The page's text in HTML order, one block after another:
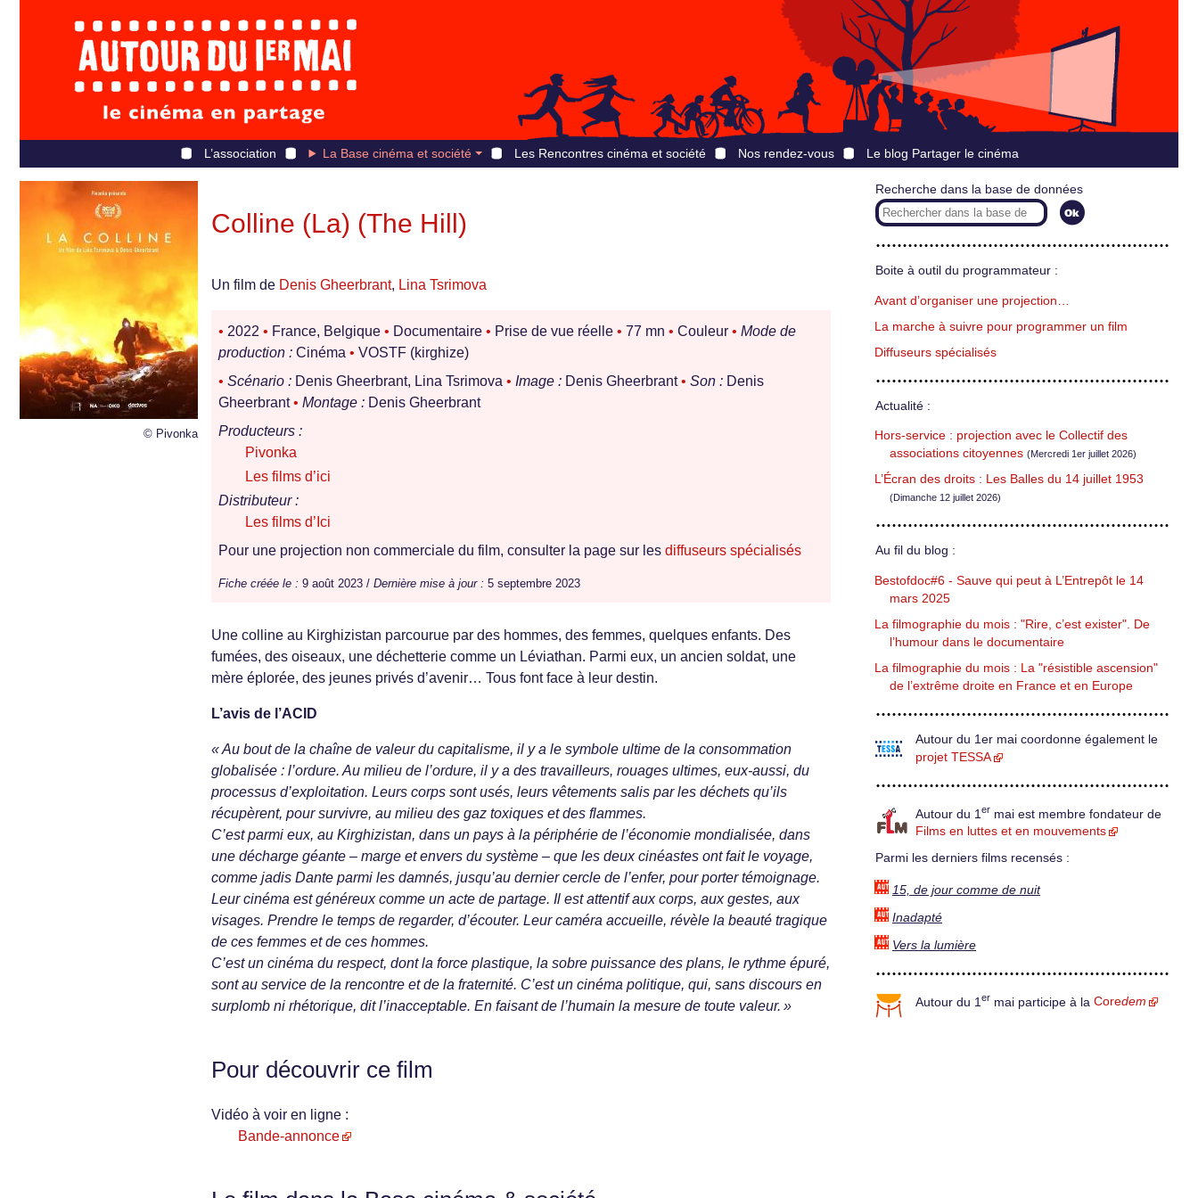
L’association La Base cinéma et société Les Rencontres cinéma et société Nos rendez-vous Le blog Partager le cinéma
© Pivonka
Colline (La) (The Hill)
Un film de Denis Gheerbrant, Lina Tsrimova
• 2022 • France, Belgique • Documentaire • Prise de vue réelle • 77 mn • Couleur • Mode de
production : Cinéma • VOSTF (kirghize)
• Scénario : Denis Gheerbrant, Lina Tsrimova • Image : Denis Gheerbrant• Son : Denis
Gheerbrant• Montage : Denis Gheerbrant
Producteurs :
Pivonka
Les films d’ici
Distributeur :
Les films d’Ici
Pour une projection non commerciale du film, consulter la page sur les diffuseurs spécialisés
Fiche créée le : 9 août 2023 / Dernière mise à jour : 5 septembre 2023
Une colline au Kirghizistan parcourue par des hommes, des femmes, quelques enfants. Des
fumées, des oiseaux, une déchetterie comme un Léviathan. Parmi eux, un ancien soldat, une
mère éplorée, des jeunes privés d’avenir… Tous font face à leur destin.
L’avis de l’ACID
« Au bout de la chaîne de valeur du capitalisme, il y a le symbole ultime de la consommation
globalisée : l’ordure. Au milieu de l’ordure, il y a des travailleurs, rouages ultimes, eux-aussi, du
processus d’exploitation. Leurs corps sont usés, leurs vêtements salis par les déchets qu’ils
récupèrent, pour survivre, au milieu des gaz toxiques et des flammes.
C’est parmi eux, au Kirghizistan, dans un pays à la périphérie de l’économie mondialisée, dans
une décharge géante – marge et envers du système – que les deux cinéastes ont fait le voyage,
comme jadis Dante parmi les damnés, jusqu’au dernier cercle de l’enfer, pour porter témoignage.
Leur cinéma est généreux comme un acte de partage. Il est attentif aux corps, aux gestes, aux
visages. Prendre le temps de regarder, d’écouter. Leur caméra accueille, révèle la beauté tragique
de ces femmes et de ces hommes.
C’est un cinéma du respect, dont la force plastique, la sobre puissance des plans, le rythme épuré,
sont au service de la rencontre et de la fraternité. C’est un cinéma politique, qui, sans discours en
surplomb ni rhétorique, dit l’inacceptable. En faisant de l’humain la mesure de toute valeur. »
Pour découvrir ce film
Vidéo à voir en ligne :
Bande-annonce
Recherche dans la base de données
Boite à outil du programmateur :
Avant d’organiser une projection…
La marche à suivre pour programmer un film
Diffuseurs spécialisés
Actualité :
Hors-service : projection avec le Collectif des
associations citoyennes (Mercredi 1er juillet 2026)
L’Écran des droits : Les Balles du 14 juillet 1953
(Dimanche 12 juillet 2026)
Au fil du blog :
Bestofdoc#6 - Sauve qui peut à L’Entrepôt le 14
mars 2025
La filmographie du mois : "Rire, c’est exister". De
l’humour dans le documentaire
La filmographie du mois : La "résistible ascension"
de l’extrême droite en France et en Europe
Autour du 1er mai coordonne également le
projet TESSA
Autour du 1 er mai est membre fondateur de
Films en luttes et en mouvements
Parmi les derniers films recensés :
15, de jour comme de nuit
Inadapté
Vers la lumière
Autour du 1 er mai participe à la Coredem